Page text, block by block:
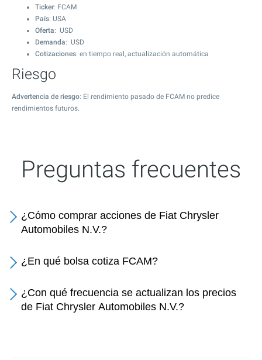
Ticker: FCAM
País: USA
Oferta: USD
Demanda: USD
Cotizaciones: en tiempo real, actualización automática
Riesgo
Advertencia de riesgo: El rendimiento pasado de FCAM no predice
rendimientos futuros.
Preguntas frecuentes
¿Cómo comprar acciones de Fiat Chrysler
Automobiles N.V.?
¿En qué bolsa cotiza FCAM?
¿Con qué frecuencia se actualizan los precios
de Fiat Chrysler Automobiles N.V.?